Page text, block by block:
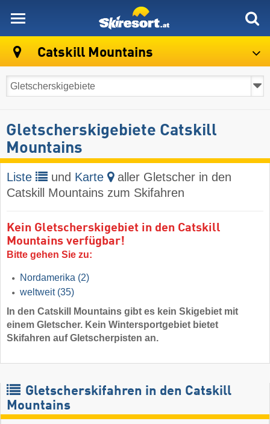
Catskill Mountains
Gletscherskigebiete Catskill
Mountains
Liste und Karte
aller Gletscher in den
Catskill Mountains zum Skifahren
Kein Gletscherskigebiet in den Catskill
Mountains verfügbar!
Bitte gehen Sie zu:
Nordamerika (2)
weltweit(35)
In den Catskill Mountains gibt es kein Skigebiet mit
einem Gletscher. Kein Wintersportgebiet bietet
Skifahren auf Gletscherpisten an.
Gletscherskifahren in den Catskill
Mountains